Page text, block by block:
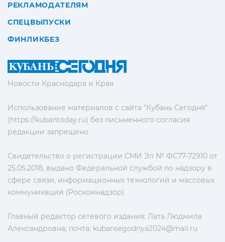
Новости Краснодара и Края
Использование материалов с сайта "Кубань Сегодня"
(https://kubantoday.ru) без письменного согласия
редакции запрещено
Свидетельство о регистрации СМИ Эл № ФС77-72910 от
25.05.2018, выдано Федеральной службой по надзору в
сфере связи, информационных технологий и массовых
коммуникаций (Роскомнадзор)
Главный редактор сетевого издания: Лата Людмила
Александровна, почта: kubansegodnya2024@mail.ru
РЕКЛАМОДАТЕЛЯМ
СПЕЦВЫПУСКИ
ФИНЛИКБЕЗ